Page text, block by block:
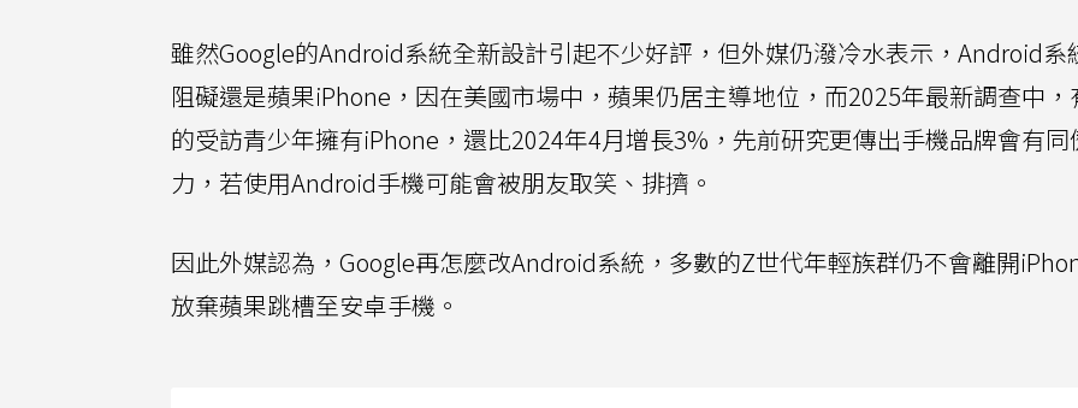
雖然Google的Android系統全新設計引起不少好評，但外媒仍潑冷水表示，Android系
阻礙還是蘋果iPhone，因在美國市場中，蘋果仍居主導地位，而2025年最新調查中，
的受訪青少年擁有iPhone，還比2024年4月增長3%，先前研究更傳出手機品牌會有同
力，若使用Android手機可能會被朋友取笑、排擠。
因此外媒認為，Google再怎麼改Android系統，多數的Z世代年輕族群仍不會離開
放棄蘋果跳槽至安卓手機。